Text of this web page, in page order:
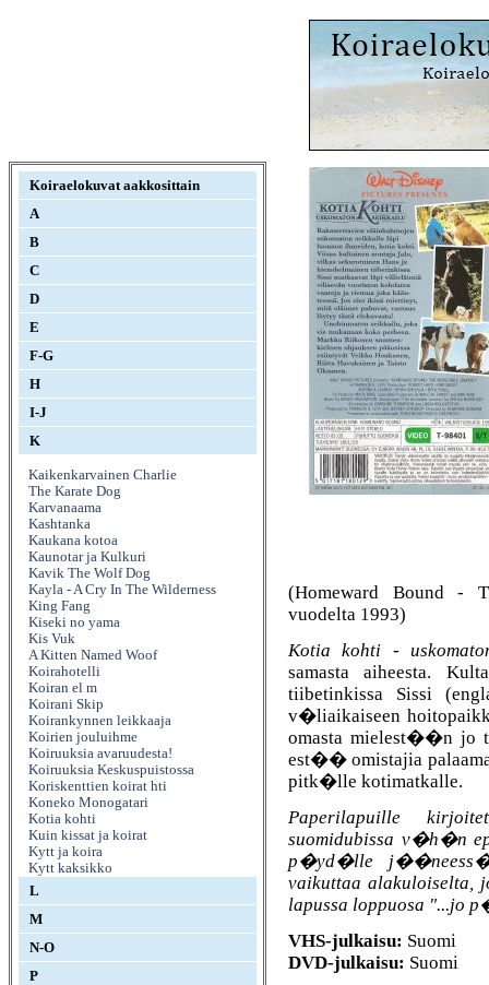
Koiraelokuvat aakkosittain
A
B
C
D
E
F-G
H
I-J
K
Kaikenkarvainen Charlie
The Karate Dog
Karvanaama
Kashtanka
Kaukana kotoa
Kaunotar ja Kulkuri
Kavik The Wolf Dog
Kayla - A Cry In The Wilderness
King Fang
Kiseki no yama
Kis Vuk
A Kitten Named Woof
Koirahotelli
Koiran el m
Koirani Skip
Koirankynnen leikkaaja
Koirien jouluihme
Koiruuksia avaruudesta!
Koiruuksia Keskuspuistossa
Koriskenttien koirat hti
Koneko Monogatari
Kotia kohti
Kuin kissat ja koirat
Kytt ja koira
Kytt kaksikko
L
M
N-O
P
(Homeward Bound -
vuodelta 1993)
Kotia kohti -
samasta aiheesta.
tiibetinkissa Sissi
v�liaikaiseen
omasta mielest��n jo
est�� omistajia
pitk�lle kotimatkalle.
Paperilapuille
suomidubissa v�h�n
p�yd�lle j��neess�
vaikuttaa alakuloiselta,
lapussa loppuosa
VHS-julkaisu: Suomi
DVD-julkaisu: Suomi